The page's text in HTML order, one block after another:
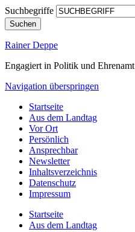
Suchbegriffe
Suchen
Rainer Deppe
Engagiert in Politik und Ehrenamt
Navigation überspringen
Startseite
Aus dem Landtag
Vor Ort
Persönlich
Ansprechbar
Newsletter
Inhaltsverzeichnis
Datenschutz
Impressum
Startseite
Aus dem Landtag